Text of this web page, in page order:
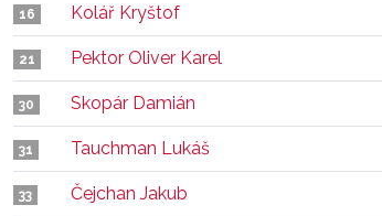
16 Kolář Kryštof
21 Pektor Oliver Karel
30 Skopár Damián
31 Tauchman Lukáš
33 Čejchan Jakub